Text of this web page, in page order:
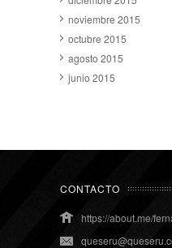
noviembre 2015
octubre 2015
agosto 2015
junio 2015
CONTACTO
https://about.me/